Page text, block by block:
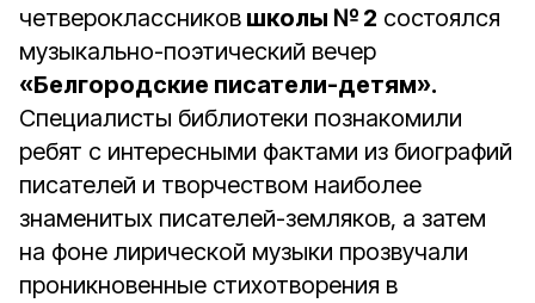
четвероклассников школы № 2 состоялся
музыкально-поэтический вечер
«Белгородские писатели-детям».
Специалисты библиотеки познакомили
ребят с интересными фактами из биографий
писателей и творчеством наиболее
знаменитых писателей-земляков, а затем
на фоне лирической музыки прозвучали
проникновенные стихотворения в